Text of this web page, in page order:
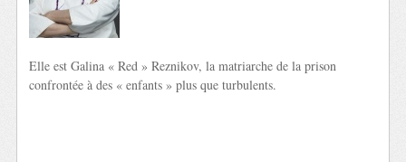
Elle est Galina « Red » Reznikov, la matriarche de la prison
confrontée à des « enfants » plus que turbulents.